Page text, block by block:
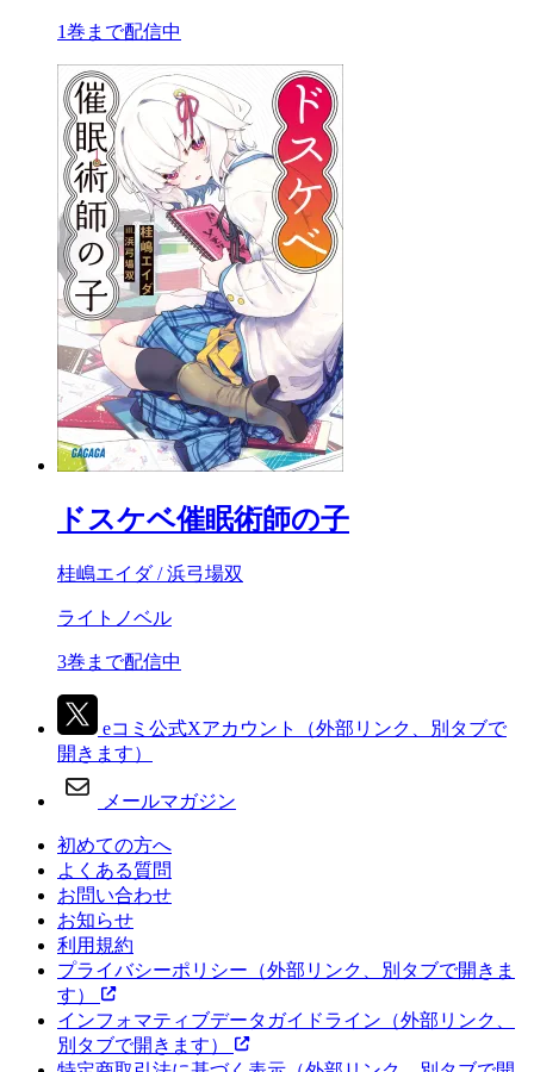
1巻まで配信中
ドスケベ催眠術師の子
桂嶋エイダ / 浜弓場双
ライトノベル
3巻まで配信中
eコミ公式Xアカウント
（外部リンク、別タブで
開きます）
メールマガジン
初めての方へ
よくある質問
お問い合わせ
お知らせ
利用規約
プライバシーポリシー （外部リンク、別タブで開きま
す）
インフォマティブデータガイドライン （外部リンク、
別タブで開きます）